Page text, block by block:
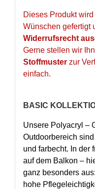
Dieses Produkt
Wünschen gefertigt
Widerrufsrecht
Gerne stellen wir
Stoffmusterzur
einfach.
BASIC
Unsere Polyacryl –
Outdoorbereich
und farbecht. In der
auf dem Balkon –
ganz besonders
hohe